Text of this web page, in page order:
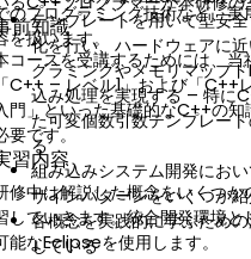
のプログラミング技術など、
を扱います。
テンプレートを用いて型安
化を行い、ハードウェアに
グラミングやメモリマップ
込み処理を実現する – 特に
た可変個数引数テンプレー
る
組み込みシステム開発にお
ザインパターンをいくつか
各概念を実践的に学ぶため
している
前知識
コースを受講するためには、当
「C++ – レベル1」および「C++
門」といった基礎的なC++の
要です。
習内容
修中は解説した概念をいくつか
していきます。統合開発環境と
能なEclipseを使用します。